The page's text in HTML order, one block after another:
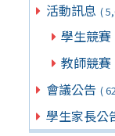
活動訊息 (
學生競賽
教師競賽
會議公告 (
學生家長公